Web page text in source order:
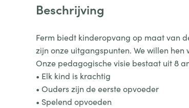
Beschrijving
Ferm biedt kinderopvang op maat van
zijn onze uitgangspunten. We willen
Onze pedagogische visie bestaat uit 8
• Elk kind is krachtig
• Ouders zijn de eerste opvoeder
• Spelend opvoeden